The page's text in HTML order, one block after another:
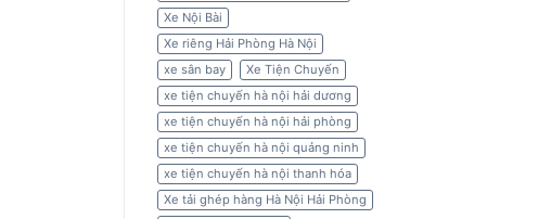
Xe Nội Bài
Xe riêng Hải Phòng Hà Nội
xe sân bay
Xe Tiện Chuyến
xe tiện chuyến hà nội hải dương
xe tiện chuyến hà nội hải phòng
xe tiện chuyến hà nội quảng ninh
xe tiện chuyến hà nội thanh hóa
Xe tải ghép hàng Hà Nội Hải Phòng